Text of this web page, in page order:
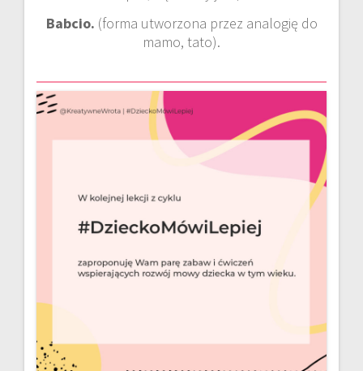
Babcio. (forma utworzona przez analogię do
mamo, tato).